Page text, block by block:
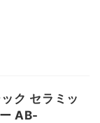
ク セラミッ
AB-